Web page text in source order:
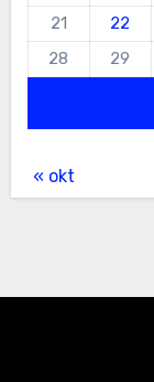
21
22
28
29
« okt